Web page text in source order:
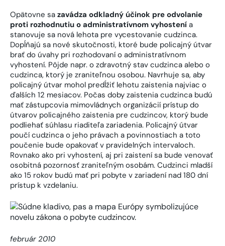
Opätovne sa zavádza odkladný účinok pre odvolanie
proti rozhodnutiu o administratívnom vyhostení a
stanovuje sa nová lehota pre vycestovanie cudzinca.
Dopĺňajú sa nové skutočnosti, ktoré bude policajný útvar
brať do úvahy pri rozhodovaní o administratívnom
vyhostení. Pôjde napr. o zdravotný stav cudzinca alebo o
cudzinca, ktorý je zraniteľnou osobou. Navrhuje sa, aby
policajný útvar mohol predĺžiť lehotu zaistenia najviac o
ďalších 12 mesiacov. Počas doby zaistenia cudzinca budú
mať zástupcovia mimovládnych organizácií prístup do
útvarov policajného zaistenia pre cudzincov, ktorý bude
podliehať súhlasu riaditeľa zariadenia. Policajný útvar
poučí cudzinca o jeho právach a povinnostiach a toto
poučenie bude opakovať v pravidelných intervaloch.
Rovnako ako pri vyhostení, aj pri zaistení sa bude venovať
osobitná pozornosť zraniteľným osobám. Cudzinci mladší
ako 15 rokov budú mať pri pobyte v zariadení nad 180 dní
prístup k vzdelaniu.
február 2010